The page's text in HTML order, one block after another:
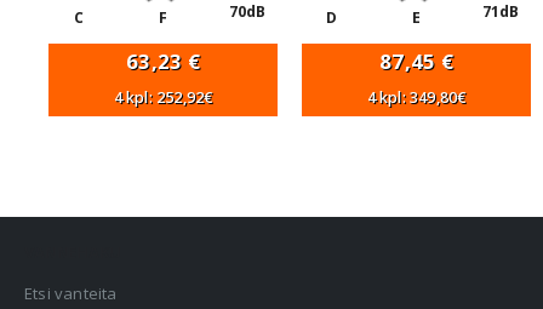
C F 70dB
63,23 €
4 kpl: 252,92€
D E 71dB
87,45 €
4 kpl: 349,80€
Etsi vanteita